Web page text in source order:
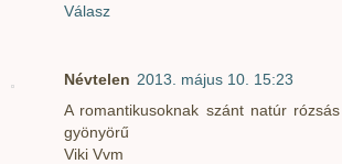
Válasz
Névtelen 2013. május 10. 15:23
A romantikusoknak szánt natúr
gyönyörű
Viki Vvm